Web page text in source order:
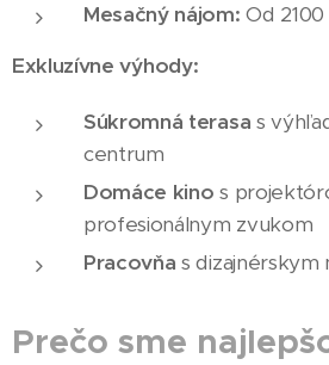
Mesačný nájom: Od
Exkluzívne výhody:
Súkromná terasa s
centrum
Domáce kino s
profesionálnym zvukom
Pracovňa s dizajnérskym
Prečo sme